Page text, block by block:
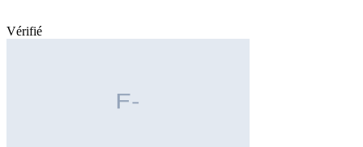
Vérifié